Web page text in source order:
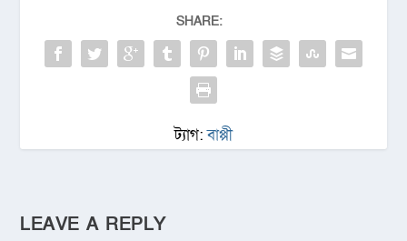
SHARE:
ট্যাগ:বাপ্পী
LEAVE A REPLY